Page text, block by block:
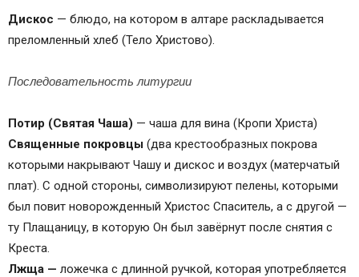
Дискос — блюдо, на котором в алтаре раскладывается
преломленный хлеб (Тело Христово).
Последовательность литургии
Потир (Святая Чаша) — чаша для вина (Кропи Христа)
Священные покровцы (два крестообразных покрова
которыми накрывают Чашу и дискос и воздух (матерчатый
плат). С одной стороны, символизируют пелены, которыми
был повит новорожденный Христос Спаситель, а с другой —
ту Плащаницу, в которую Он был завёрнут после снятия с
Креста.
Лжща — ложечка с длинной ручкой, которая употребляется